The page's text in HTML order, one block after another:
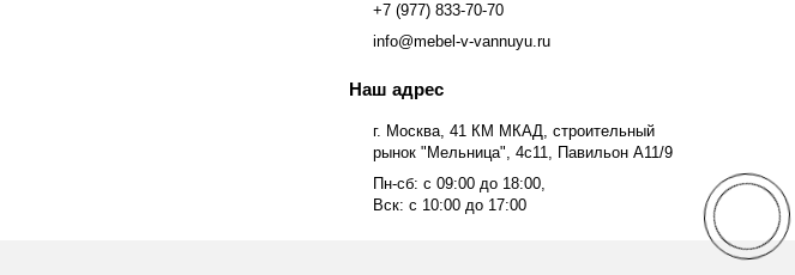
+7 (977) 833-70-70
info@mebel-v-vannuyu.ru
Наш адрес
г. Москва, 41 КМ МКАД, строительный
рынок "Мельница", 4с11, Павильон А11/9
Пн-сб: с 09:00 до 18:00,
Вск: с 10:00 до 17:00